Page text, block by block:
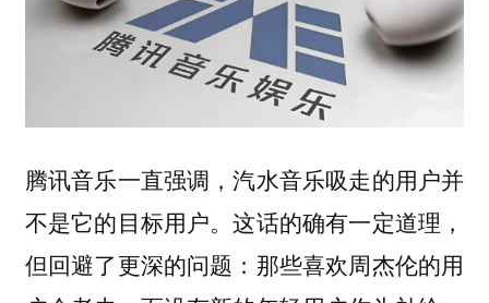
腾讯音乐一直强调，汽水音乐吸走的用户并
不是它的目标用户。这话的确有一定道理，
但回避了更深的问题：那些喜欢周杰伦的用